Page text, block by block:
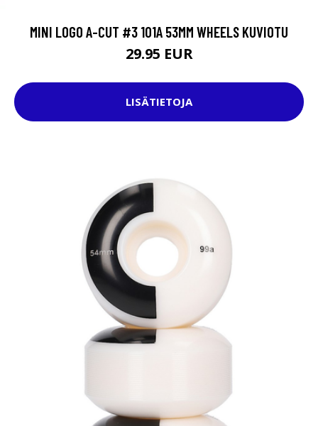
MINI LOGO A-CUT #3 101A 53MM WHEELS KUVIOTU
29.95 EUR
LISÄTIETOJA